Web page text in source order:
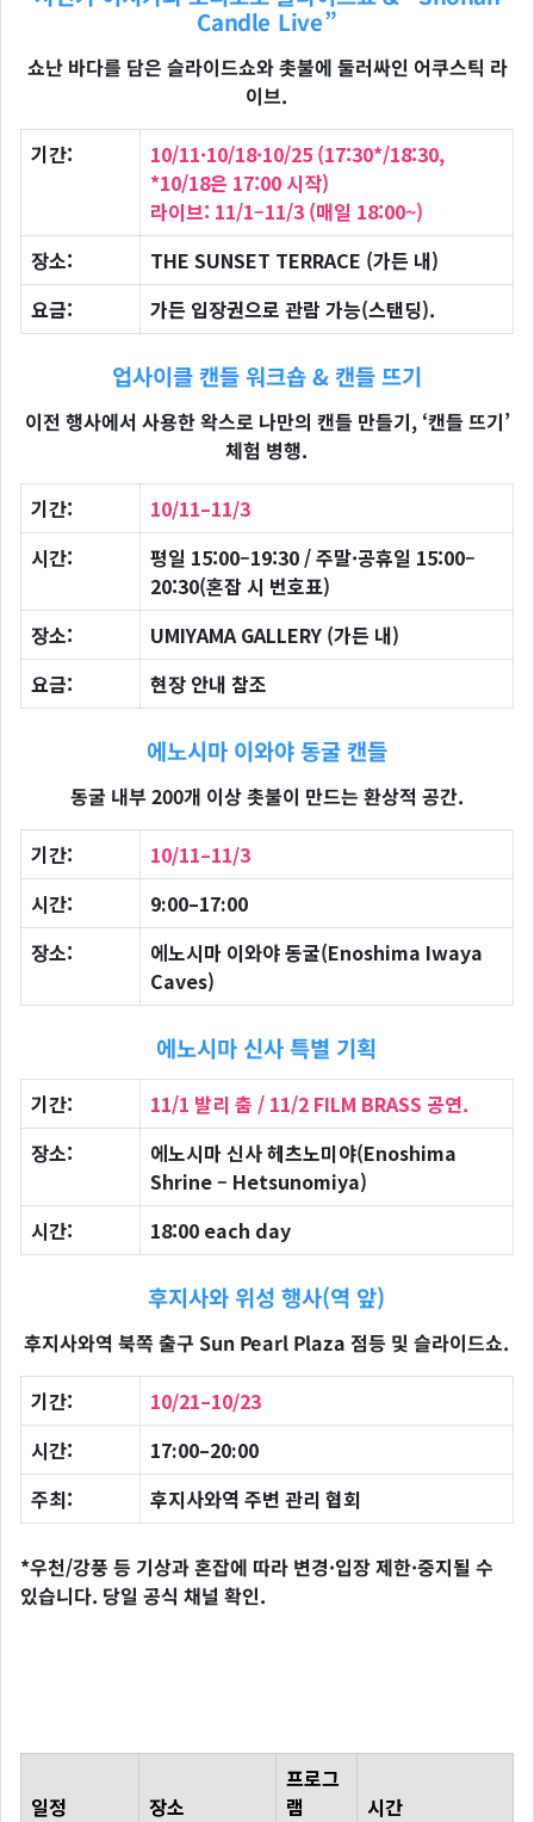
Candle Live”
쇼난 바다를 담은 슬라이드쇼와 촛불에 둘러싸인 어쿠스틱 라
이브.
기간:
10/11·10/18·10/25 (17:30*/18:30,
*10/18은 17:00 시작)
라이브: 11/1–11/3 (매일 18:00~)
장소:
THE SUNSET TERRACE (가든 내)
요금:
가든 입장권으로 관람 가능(스탠딩).
업사이클 캔들 워크숍 & 캔들 뜨기
이전 행사에서 사용한 왁스로 나만의 캔들 만들기, ‘캔들 뜨기’
체험 병행.
기간:
10/11–11/3
시간:
평일 15:00–19:30 / 주말·공휴일 15:00–
20:30(혼잡 시 번호표)
장소:
UMIYAMA GALLERY (가든 내)
요금:
현장 안내 참조
에노시마 이와야 동굴 캔들
동굴 내부 200개 이상 촛불이 만드는 환상적 공간.
기간:
10/11–11/3
시간:
9:00–17:00
장소:
에노시마 이와야 동굴(Enoshima Iwaya
Caves)
에노시마 신사 특별 기획
기간:
11/1 발리 춤 / 11/2 FILM BRASS 공연.
장소:
에노시마 신사 헤츠노미야(Enoshima
Shrine – Hetsunomiya)
시간:
18:00 each day
후지사와 위성 행사(역 앞)
후지사와역 북쪽 출구 Sun Pearl Plaza 점등 및 슬라이드쇼.
기간:
10/21–10/23
시간:
17:00–20:00
주최:
후지사와역 주변 관리 협회
*우천/강풍 등 기상과 혼잡에 따라 변경·입장 제한·중지될 수
있습니다. 당일 공식 채널 확인.
일정 장소
프로그
램
시간